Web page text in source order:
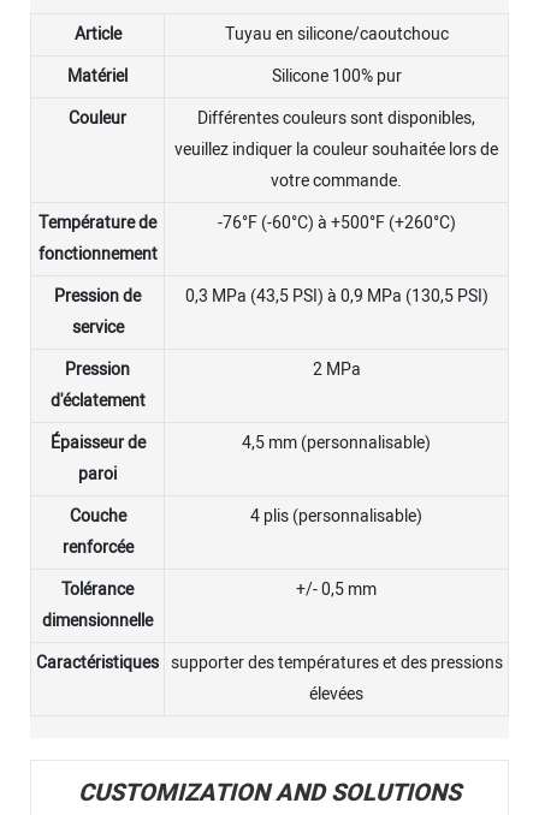
Article
Tuyau en silicone/caoutchouc
Matériel
Silicone 100% pur
Couleur
Différentes couleurs sont disponibles,
veuillez indiquer la couleur souhaitée lors de
votre commande.
Température de
fonctionnement
-76°F (-60°C) à +500°F (+260°C)
Pression de
service
0,3 MPa (43,5 PSI) à 0,9 MPa (130,5 PSI)
Pression
d'éclatement
2 MPa
Épaisseur de
paroi
4,5 mm (personnalisable)
Couche
renforcée
4 plis (personnalisable)
Tolérance
dimensionnelle
+/- 0,5 mm
Caractéristiques supporter des températures et des pressions
élevées
CUSTOMIZATION AND SOLUTIONS